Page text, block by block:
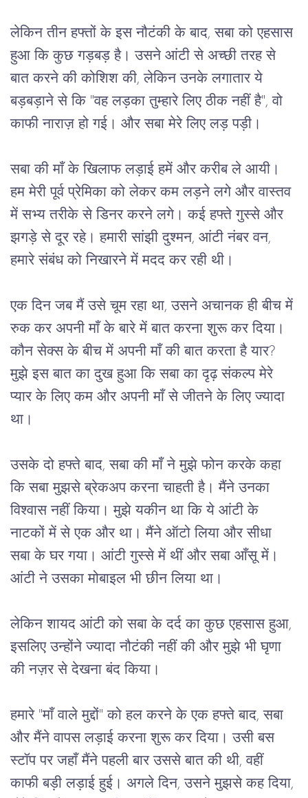
लेकिन तीन हफ्तों के इस नौटंकी के बाद, सबा को एहसास
हुआ कि कुछ गड़बड़ है। उसने आंटी से अच्छी तरह से
बात करने की कोशिश की, लेकिन उनके लगातार ये
बड़बड़ाने से कि "वह लड़का तुम्हारे लिए ठीक नहीं है", वो
काफी नाराज़ हो गई। और सबा मेरे लिए लड़ पड़ी।
सबा की माँ के खिलाफ लड़ाई हमें और करीब ले आयी।
हम मेरी पूर्व प्रेमिका को लेकर कम लड़ने लगे और वास्तव
में सभ्य तरीके से डिनर करने लगे। कई हफ्ते गुस्से और
झगड़े से दूर रहे। हमारी सांझी दुश्मन, आंटी नंबर वन,
हमारे संबंध को निखारने में मदद कर रही थी।
एक दिन जब मैं उसे चूम रहा था, उसने अचानक ही बीच में
रुक कर अपनी माँ के बारे में बात करना शुरू कर दिया।
कौन सेक्स के बीच में अपनी माँ की बात करता है यार?
मुझे इस बात का दुख हुआ कि सबा का दृढ़ संकल्प मेरे
प्यार के लिए कम और अपनी माँ से जीतने के लिए ज्यादा
था।
उसके दो हफ्ते बाद, सबा की माँ ने मुझे फोन करके कहा
कि सबा मुझसे ब्रेकअप करना चाहती है। मैंने उनका
विश्वास नहीं किया। मुझे यकीन था कि ये आंटी के
नाटकों में से एक और था। मैंने ऑटो लिया और सीधा
सबा के घर गया। आंटी गुस्से में थीं और सबा आँसू में।
आंटी ने उसका मोबाइल भी छीन लिया था।
लेकिन शायद आंटी को सबा के दर्द का कुछ एहसास हुआ,
इसलिए उन्होंने ज्यादा नौटंकी नहीं की और मुझे भी घृणा
की नज़र से देखना बंद किया।
हमारे "माँ वाले मुद्दों" को हल करने के एक हफ्ते बाद, सबा
और मैंने वापस लड़ाई करना शुरू कर दिया। उसी बस
स्टॉप पर जहाँ मैंने पहली बार उससे बात की थी, वहीं
काफी बड़ी लड़ाई हुई। अगले दिन, उसने मुझसे कह दिया,